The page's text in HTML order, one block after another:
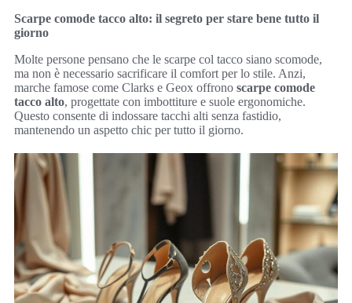
Scarpe comode tacco alto: il segreto per stare bene tutto il
giorno
Molte persone pensano che le scarpe col tacco siano scomode,
ma non è necessario sacrificare il comfort per lo stile. Anzi,
marche famose come Clarks e Geox offrono scarpe comode
tacco alto, progettate con imbottiture e suole ergonomiche.
Questo consente di indossare tacchi alti senza fastidio,
mantenendo un aspetto chic per tutto il giorno.